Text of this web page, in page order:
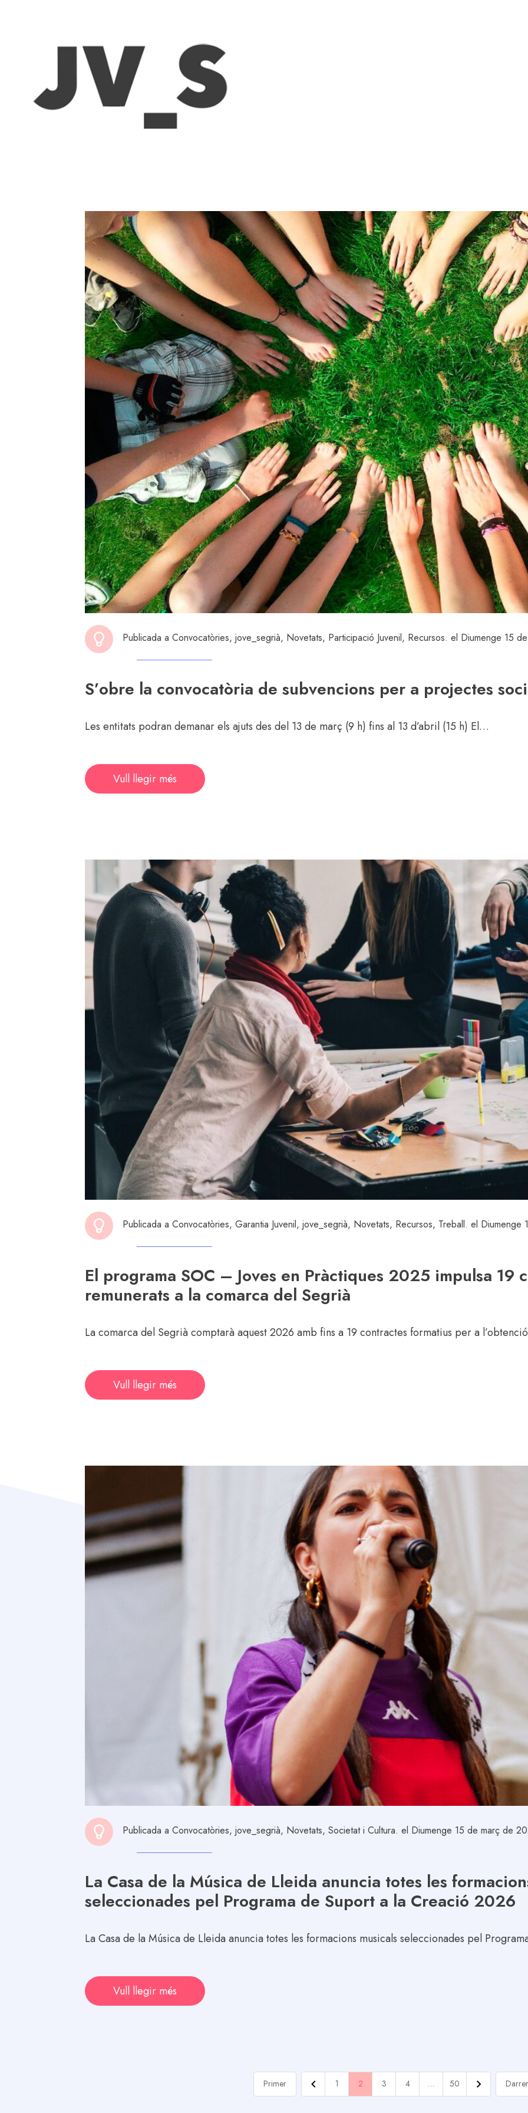
Publicada a Convocatòries, jove_segrià, Novetats, Participació Juvenil, Recursos. el Diumenge 15
S’obre la convocatòria de subvencions per a projectes
Les entitats podran demanar els ajuts des del 13 de març (9 h) fins al 13 d’abril (15 h) El…
Vull llegir més
Publicada a Convocatòries, Garantia Juvenil, jove_segrià, Novetats, Recursos, Treball. el Diumenge
El programa SOC – Joves en Pràctiques 2025 impulsa 19
remunerats a la comarca del Segrià
La comarca del Segrià comptarà aquest 2026 amb fins a 19 contractes formatius per a
Vull llegir més
Publicada a Convocatòries, jove_segrià, Novetats, Societat i Cultura. el Diumenge 15 de març de
La Casa de la Música de Lleida anuncia totes les
seleccionades pel Programa de Suport a la Creació 2026
La Casa de la Música de Lleida anuncia totes les formacions musicals seleccionades pel
Vull llegir més
Primer 1 2 3 4 … 50 Darrer